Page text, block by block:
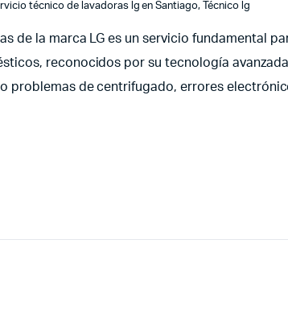
técnico de lavadoras lg en Santiago, Técnico lg
de la marca LG es un servicio fundamental
reconocidos por su tecnología
problemas de centrifugado, errores